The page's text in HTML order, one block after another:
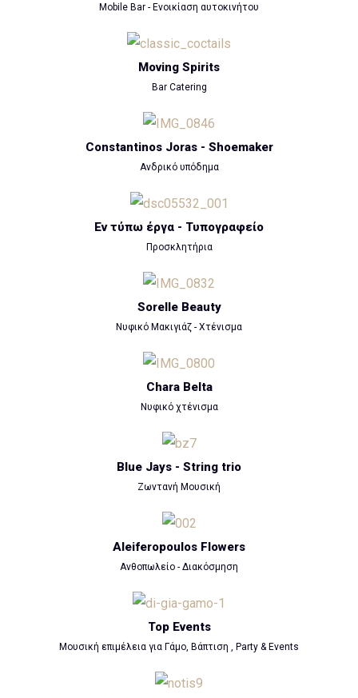
Mobile Bar - Ενοικίαση αυτοκινήτου
Moving Spirits
Bar Catering
Constantinos Joras - Shoemaker
Ανδρικό υπόδημα
Εν τύπω έργα - Τυπογραφείο
Προσκλητήρια
Sorelle Beauty
Νυφικό Μακιγιάζ - Χτένισμα
Chara Belta
Νυφικό χτένισμα
Blue Jays - String trio
Ζωντανή Μουσική
Aleiferopoulos Flowers
Ανθοπωλείο - Διακόσμηση
Top Events
Μουσική επιμέλεια για Γάμο, Βάπτιση , Party & Events